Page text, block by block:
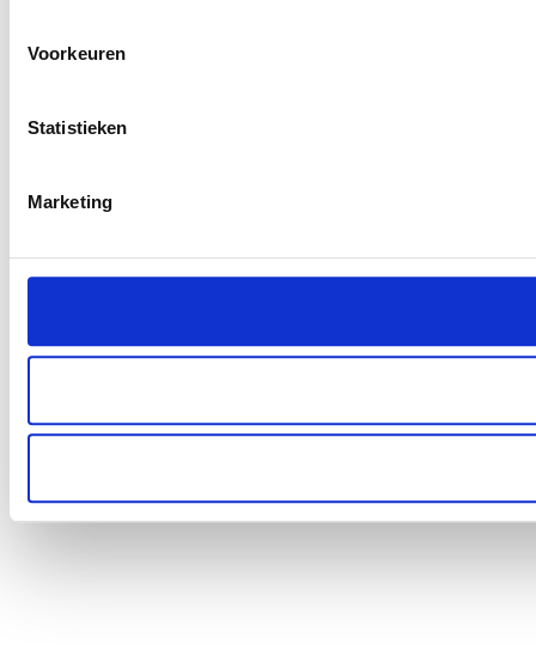
verstrekt of die ze hebben verzameld op basis van uw
Voorkeuren
Statistieken
Marketing